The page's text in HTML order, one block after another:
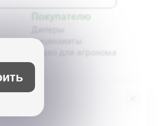
Покупателю
Дилеры
Лицензиаты
масличных